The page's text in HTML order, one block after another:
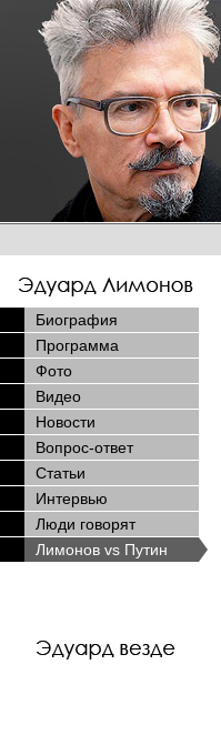
Биография
Программа
Фото
Видео
Новости
Вопрос-ответ
Статьи
Интервью
Люди говорят
Лимонов vs Путин